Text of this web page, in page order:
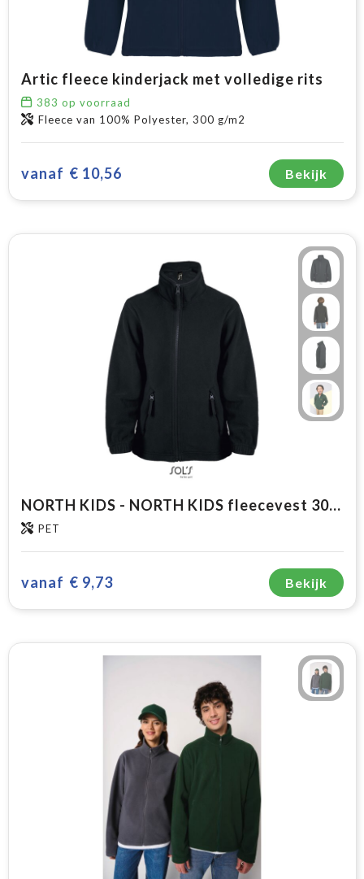
Artic fleece kinderjack met volledige rits
383 op voorraad
Fleece van 100% Polyester, 300 g/m2
vanaf € 10,56 Bekijk
NORTH KIDS - NORTH KIDS fleecevest 300g
PET
vanaf € 9,73 Bekijk